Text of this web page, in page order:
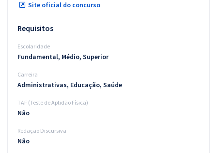
Site oficial do concurso
Requisitos
Escolaridade
Fundamental, Médio, Superior
Carreira
Administrativas, Educação, Saúde
TAF (Teste de Aptidão Física)
Não
Redação Discursiva
Não